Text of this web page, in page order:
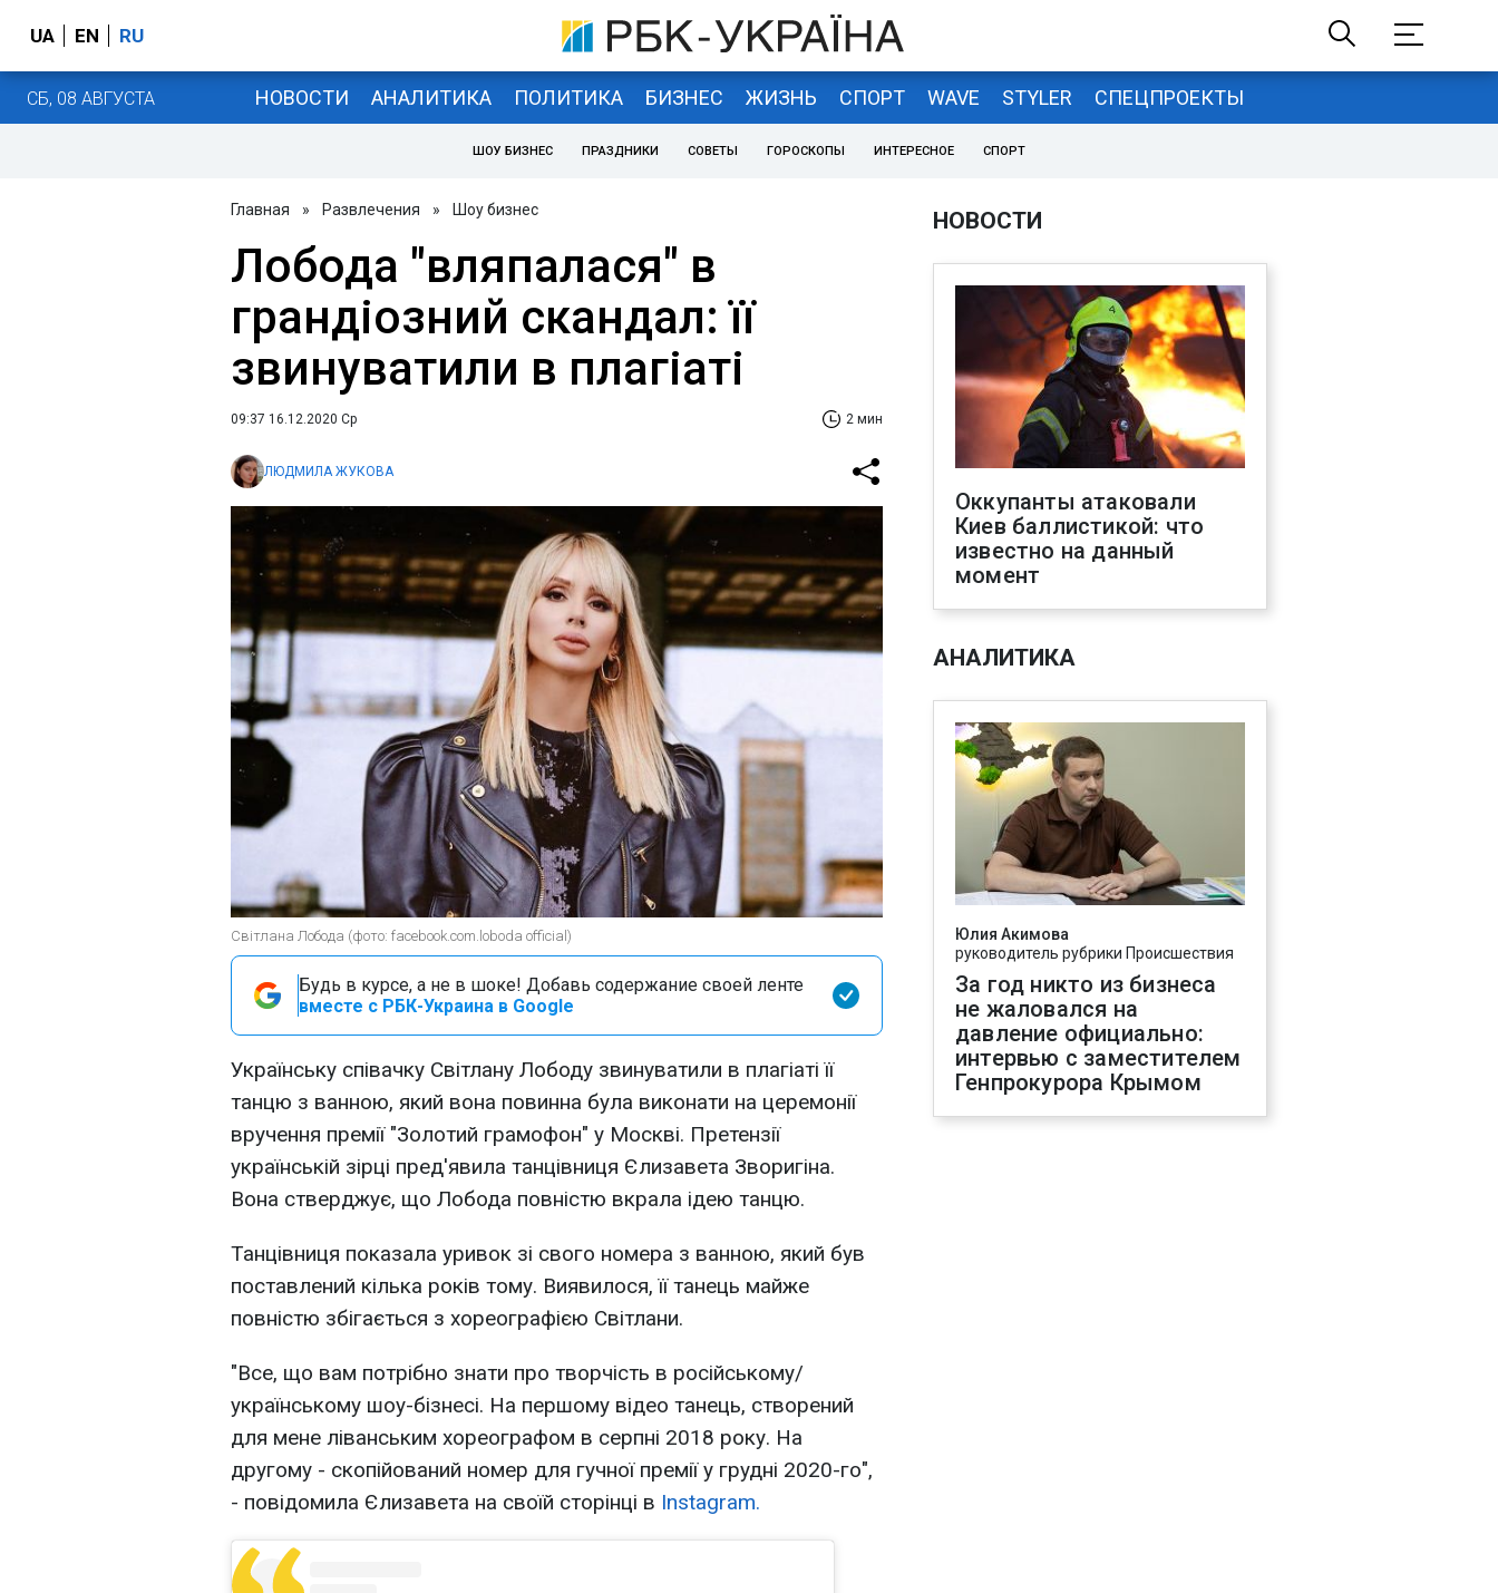
UA EN RU
СБ, 08 АВГУСТА НОВОСТИ АНАЛИТИКА ПОЛИТИКА БИЗНЕС ЖИЗНЬ СПОРТ WAVE STYLER СПЕЦПРОЕКТЫ
ШОУ БИЗНЕС ПРАЗДНИКИ СОВЕТЫ ГОРОСКОПЫ ИНТЕРЕСНОЕ СПОРТ
Главная » Развлечения » Шоу бизнес
Лобода "вляпалася" в
грандіозний скандал: її
звинуватили в плагіаті
09:37 16.12.2020 Ср 2 мин
ЛЮДМИЛА ЖУКОВА
Світлана Лобода (фото: facebook.com.loboda official)
Будь в курсе, а не в шоке! Добавь содержание своей ленте
вместе с РБК-Украина в Google
Українську співачку Світлану Лободу звинуватили в плагіаті її
танцю з ванною, який вона повинна була виконати на церемонії
вручення премії "Золотий грамофон" у Москві. Претензії
українській зірці пред'явила танцівниця Єлизавета Зворигіна.
Вона стверджує, що Лобода повністю вкрала ідею танцю.
Танцівниця показала уривок зі свого номера з ванною, який був
поставлений кілька років тому. Виявилося, її танець майже
повністю збігається з хореографією Світлани.
"Все, що вам потрібно знати про творчість в російському/
українському шоу-бізнесі. На першому відео танець, створений
для мене ліванським хореографом в серпні 2018 року. На
другому - скопійований номер для гучної премії у грудні 2020-го",
- повідомила Єлизавета на своїй сторінці в Instagram.
НОВОСТИ
Оккупанты атаковали
Киев баллистикой: что
известно на данный
момент
АНАЛИТИКА
Юлия Акимова
руководитель рубрики Происшествия
За год никто из бизнеса
не жаловался на
давление официально:
интервью с заместителем
Генпрокурора Крымом